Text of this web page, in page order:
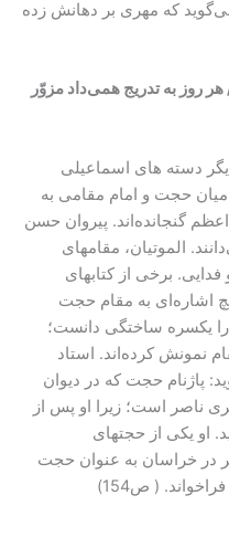
که مهری بر دهانش زده
روز به تدریج همی‌داد مزوّر
دسته های اسماعیلی
میان حجت و امام مقامی به
گنجانده‌اند. پیروان حسن
الموتیان، مقامهای
فدایی. برخی از کتابهای
اشاره‌ای به مقام حجت
را یکسره ساختگی دانست؛
نمونش کرده‌اند. استاد
پاژنام حجت که در دیوان
ناصر است؛ زیرا او پس از
او یکی از حجتهای
در خراسان به عنوان حجت
( ص154)